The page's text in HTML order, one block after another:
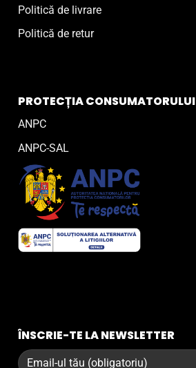
Politică de livrare
Politică de retur
PROTECȚIA CONSUMATORULUI
ANPC
ANPC-SAL
ÎNSCRIE-TE LA NEWSLETTER